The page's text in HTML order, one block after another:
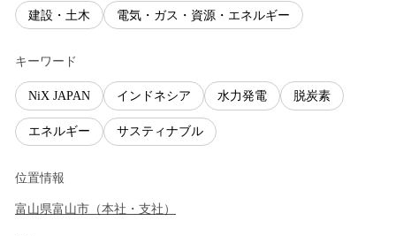
建設・土木 電気・ガス・資源・エネルギー
キーワード
NiX JAPAN インドネシア 水力発電 脱炭素
エネルギー サスティナブル
位置情報
富山県富山市 （本社・支社 ）